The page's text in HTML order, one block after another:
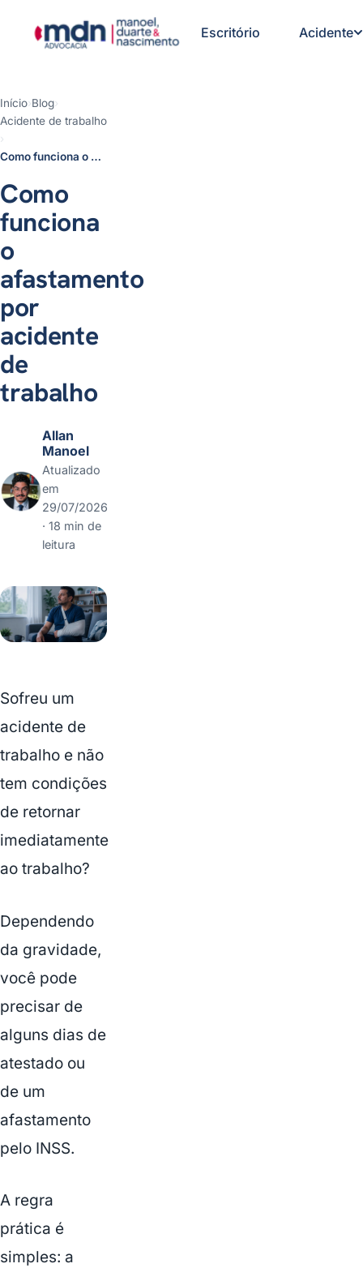
Escritório Acidente
Início›Blog›
Acidente de trabalho
›
Como funciona o afastamento por acidente de trabalho
Como
funciona
o
afastamento
por
acidente
de
trabalho
Allan
Manoel
Atualizado
em
29/07/2026
· 18 min de
leitura
Sofreu um
acidente de
trabalho e não
tem condições
de retornar
imediatamente
ao trabalho?
Dependendo
da gravidade,
você pode
precisar de
alguns dias de
atestado ou
de um
afastamento
pelo INSS.
A regra
prática é
simples: a